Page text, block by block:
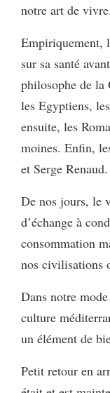
notre art de vivre.
Empiriquement,
sur sa santé
philosophe de la
les Egyptiens,
ensuite, les
moines. Enfin,
et Serge Renaud.
De nos jours, le
d’échange à
consommation
nos civilisations
Dans notre
culture
un élément de
Petit retour en